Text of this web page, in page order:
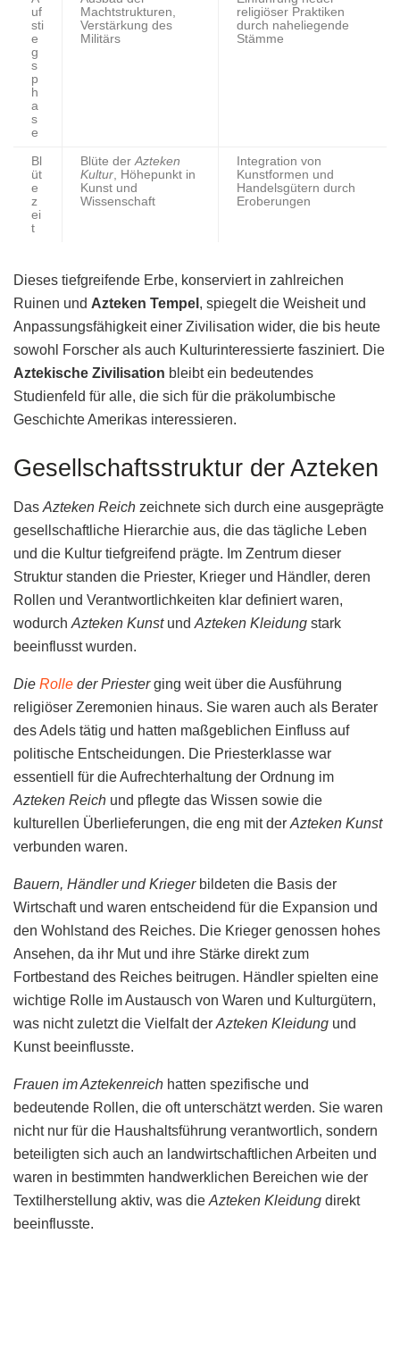
uf
sti
e
g
s
p
h
a
s
e
Machtstrukturen,
Verstärkung des
Militärs
religiöser Praktiken
durch naheliegende
Stämme
Bl
üt
e
z
ei
t
Blüte derAzteken
Kultur, Höhepunkt in
Kunst und
Wissenschaft
Integration von
Kunstformen und
Handelsgütern durch
Eroberungen
Dieses tiefgreifende Erbe, konserviert in zahlreichen
Ruinen und Azteken Tempel , spiegelt die Weisheit und
Anpassungsfähigkeit einer Zivilisation wider, die bis heute
sowohl Forscher als auch Kulturinteressierte fasziniert. Die
Aztekische Zivilisation bleibt ein bedeutendes
Studienfeld für alle, die sich für die präkolumbische
Geschichte Amerikas interessieren.
Gesellschaftsstruktur der Azteken
Das Azteken Reich zeichnete sich durch eine ausgeprägte
gesellschaftliche Hierarchie aus, die das tägliche Leben
und die Kultur tiefgreifend prägte. Im Zentrum dieser
Struktur standen die Priester, Krieger und Händler, deren
Rollen und Verantwortlichkeiten klar definiert waren,
wodurch Azteken Kunstund Azteken Kleidung stark
beeinflusst wurden.
Die Rolle der Priesterging weit über die Ausführung
religiöser Zeremonien hinaus. Sie waren auch als Berater
des Adels tätig und hatten maßgeblichen Einfluss auf
politische Entscheidungen. Die Priesterklasse war
essentiell für die Aufrechterhaltung der Ordnung im
Azteken Reich und pflegte das Wissen sowie die
kulturellen Überlieferungen, die eng mit der Azteken Kunst
verbunden waren.
Bauern, Händler und Kriegerbildeten die Basis der
Wirtschaft und waren entscheidend für die Expansion und
den Wohlstand des Reiches. Die Krieger genossen hohes
Ansehen, da ihr Mut und ihre Stärke direkt zum
Fortbestand des Reiches beitrugen. Händler spielten eine
wichtige Rolle im Austausch von Waren und Kulturgütern,
was nicht zuletzt die Vielfalt der Azteken Kleidung und
Kunst beeinflusste.
Frauen im Aztekenreich hatten spezifische und
bedeutende Rollen, die oft unterschätzt werden. Sie waren
nicht nur für die Haushaltsführung verantwortlich, sondern
beteiligten sich auch an landwirtschaftlichen Arbeiten und
waren in bestimmten handwerklichen Bereichen wie der
Textilherstellung aktiv, was die Azteken Kleidung direkt
beeinflusste.